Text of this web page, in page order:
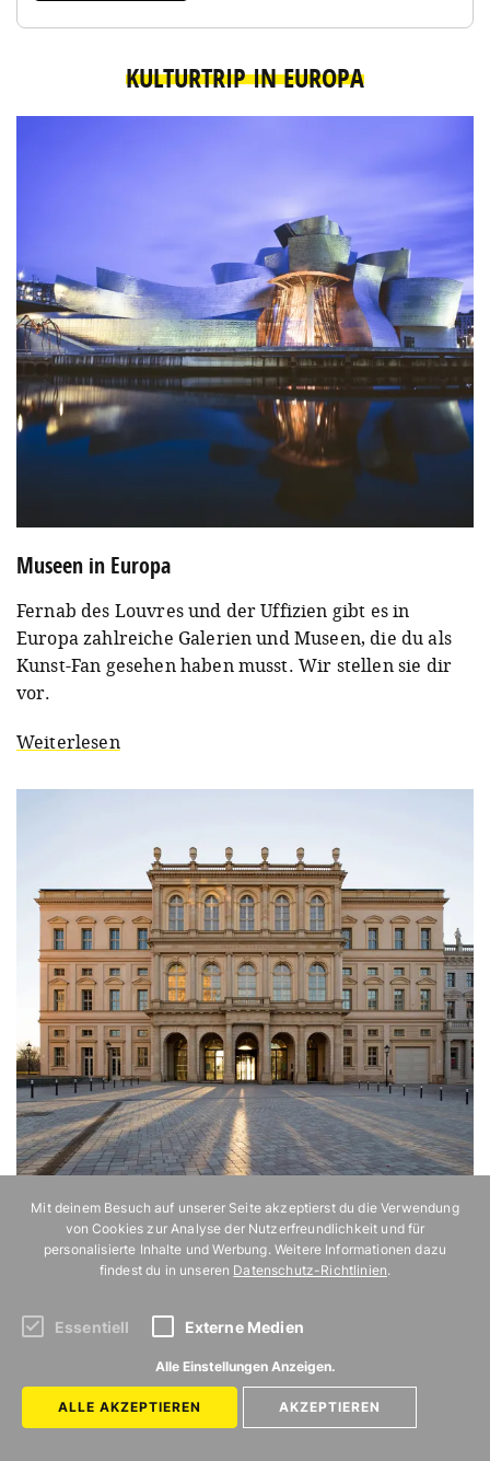
KULTURTRIP IN EUROPA
Museen in Europa
Fernab des Louvres und der Uffizien gibt es in
Europa zahlreiche Galerien und Museen, die du als
Kunst-Fan gesehen haben musst. Wir stellen sie dir
vor.
Weiterlesen
Museen in Deutschland
Auch in Deutschland gibt es überall Museen, die so
gut sind, dass sich eine Städtetrip alleine für ihren
Besuch lohnt. Hier findest du 11 unserer Favoriten.
Weiterlesen
Mit deinem Besuch auf unserer Seite akzeptierst du die Verwendung
von Cookies zur Analyse der Nutzerfreundlichkeit und für
personalisierte Inhalte und Werbung. Weitere Informationen dazu
findest du in unseren Datenschutz-Richtlinien.
Essentiell Externe Medien
Alle Einstellungen Anzeigen.
ALLE AKZEPTIEREN AKZEPTIEREN